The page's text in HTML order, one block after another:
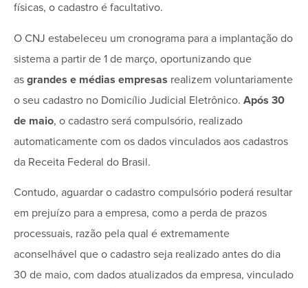
físicas, o cadastro é facultativo.
O CNJ estabeleceu um cronograma para a implantação do
sistema a partir de 1 de março, oportunizando que
as grandes e médias empresas realizem voluntariamente
o seu cadastro no Domicílio Judicial Eletrônico. Após 30
de maio, o cadastro será compulsório, realizado
automaticamente com os dados vinculados aos cadastros
da Receita Federal do Brasil.
Contudo, aguardar o cadastro compulsório poderá resultar
em prejuízo para a empresa, como a perda de prazos
processuais, razão pela qual é extremamente
aconselhável que o cadastro seja realizado antes do dia
30 de maio, com dados atualizados da empresa, vinculado